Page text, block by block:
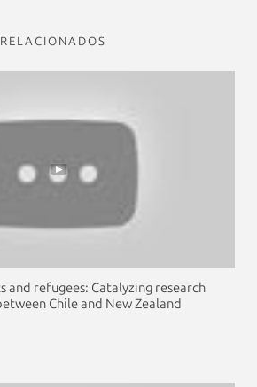
and refugees: Catalyzing research
Chile and New Zealand